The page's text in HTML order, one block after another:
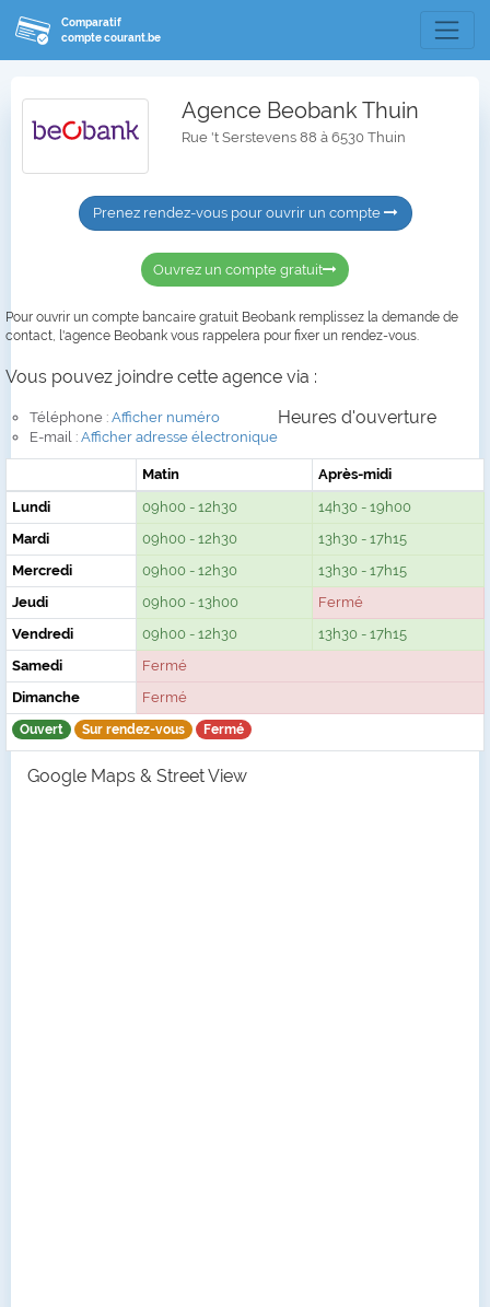
Comparatif
compte courant.be
Agence Beobank Thuin
Rue 't Serstevens 88 à 6530 Thuin
Prenez rendez-vous pour ouvrir un compte
Ouvrez un compte gratuit
Pour ouvrir un compte bancaire gratuit Beobank remplissez la demande de
contact, l'agence Beobank vous rappelera pour fixer un rendez-vous.
Vous pouvez joindre cette agence via :
Téléphone : Afficher numéro
E-mail : Afficher adresse électronique
Heures d'ouverture
Matin
Après-midi
Lundi
09h00 - 12h30
14h30 - 19h00
Mardi
09h00 - 12h30
13h30 - 17h15
Mercredi
09h00 - 12h30
13h30 - 17h15
Jeudi
09h00 - 13h00
Fermé
Vendredi
09h00 - 12h30
13h30 - 17h15
Samedi
Fermé
Dimanche
Fermé
Ouvert Sur rendez-vous Fermé
Google Maps & Street View